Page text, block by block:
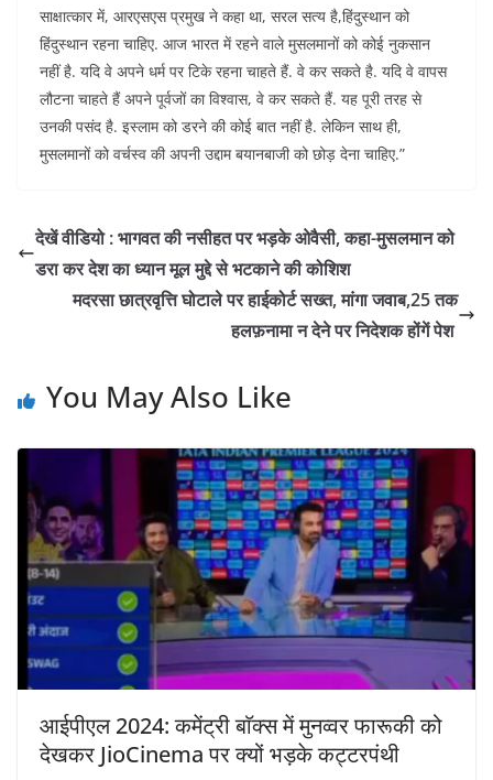
साक्षात्कार में, आरएसएस प्रमुख ने कहा था, सरल सत्य है,हिंदुस्थान को
हिंदुस्थान रहना चाहिए. आज भारत में रहने वाले मुसलमानों को कोई नुकसान
नहीं है. यदि वे अपने धर्म पर टिके रहना चाहते हैं. वे कर सकते है. यदि वे वापस
लौटना चाहते हैं अपने पूर्वजों का विश्वास, वे कर सकते हैं. यह पूरी तरह से
उनकी पसंद है. इस्लाम को डरने की कोई बात नहीं है. लेकिन साथ ही,
मुसलमानों को वर्चस्व की अपनी उद्दाम बयानबाजी को छोड़ देना चाहिए.”
देखें वीडियो : भागवत की नसीहत पर भड़के ओवैसी, कहा-मुसलमान को
डरा कर देश का ध्यान मूल मुद्दे से भटकाने की कोशिश
मदरसा छात्रवृत्ति घोटाले पर हाईकोर्ट सख्त, मांगा जवाब,25 तक
हलफ़नामा न देने पर निदेशक होंगें पेश
You May Also Like
आईपीएल 2024: कमेंट्री बाॅक्स में मुनव्वर फारूकी को
देखकर JioCinema पर क्यों भड़के कट्टरपंथी